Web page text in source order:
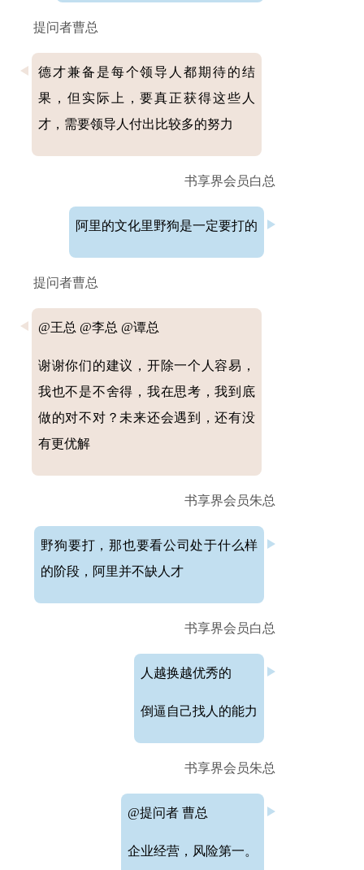
提问者曹总
德才兼备是每个领导人都期待的结
果，但实际上，要真正获得这些人
才，需要领导人付出比较多的努力
书享界会员白总
阿里的文化里野狗是一定要打的
提问者曹总
@王总 @李总 @谭总
谢谢你们的建议，开除一个人容易，
我也不是不舍得，我在思考，我到底
做的对不对？未来还会遇到，还有没
有更优解
书享界会员朱总
野狗要打，那也要看公司处于什么样
的阶段，阿里并不缺人才
书享界会员白总
人越换越优秀的
倒逼自己找人的能力
书享界会员朱总
@提问者 曹总
企业经营，风险第一。